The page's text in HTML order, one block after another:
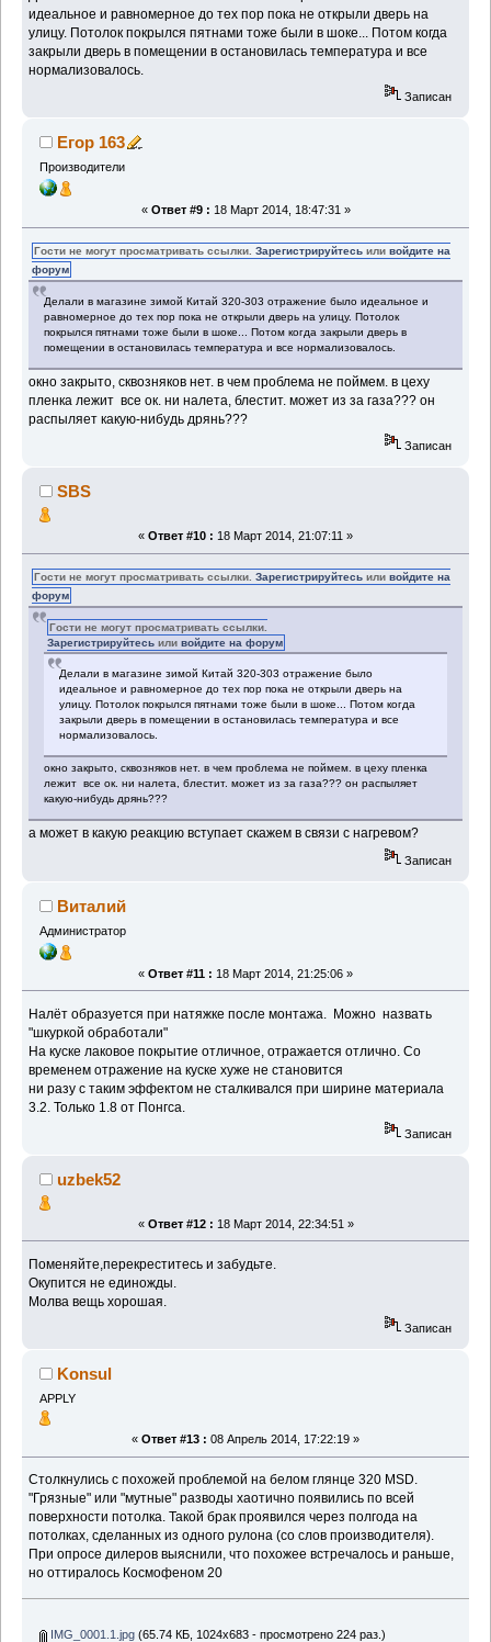
идеальное и равномерное до тех пор пока не открыли дверь на
улицу. Потолок покрылся пятнами тоже были в шоке... Потом когда
закрыли дверь в помещении в остановилась температура и все
нормализовалось.
Записан
Егор 163
Производители
« Ответ #9 : 18 Март 2014, 18:47:31 »
Гости не могут просматривать ссылки.Зарегистрируйтесь иливойдите на
форум
Делали в магазине зимой Китай 320-303 отражение было идеальное и
равномерное до тех пор пока не открыли дверь на улицу. Потолок
покрылся пятнами тоже были в шоке... Потом когда закрыли дверь в
помещении в остановилась температура и все нормализовалось.
окно закрыто, сквозняков нет. в чем проблема не поймем. в цеху
пленка лежит все ок. ни налета, блестит. может из за газа??? он
распыляет какую-нибудь дрянь???
Записан
SBS
« Ответ #10 : 18 Март 2014, 21:07:11 »
Гости не могут просматривать ссылки.Зарегистрируйтесь иливойдите на
форум
Гости не могут просматривать ссылки.
Зарегистрируйтесь иливойдите на форум
Делали в магазине зимой Китай 320-303 отражение было
идеальное и равномерное до тех пор пока не открыли дверь на
улицу. Потолок покрылся пятнами тоже были в шоке... Потом когда
закрыли дверь в помещении в остановилась температура и все
нормализовалось.
окно закрыто, сквозняков нет. в чем проблема не поймем. в цеху пленка
лежит все ок. ни налета, блестит. может из за газа??? он распыляет
какую-нибудь дрянь???
а может в какую реакцию вступает скажем в связи с нагревом?
Записан
Виталий
Администратор
« Ответ #11 : 18 Март 2014, 21:25:06 »
Налёт образуется при натяжке после монтажа. Можно назвать
"шкуркой обработали"
На куске лаковое покрытие отличное, отражается отлично. Со
временем отражение на куске хуже не становится
ни разу с таким эффектом не сталкивался при ширине материала
3.2. Только 1.8 от Понгса.
Записан
uzbek52
« Ответ #12 : 18 Март 2014, 22:34:51 »
Поменяйте,перекреститесь и забудьте.
Окупится не единожды.
Молва вещь хорошая.
Записан
Konsul
APPLY
« Ответ #13 : 08 Апрель 2014, 17:22:19 »
Столкнулись с похожей проблемой на белом глянце 320 MSD.
"Грязные" или "мутные" разводы хаотично появились по всей
поверхности потолка. Такой брак проявился через полгода на
потолках, сделанных из одного рулона (со слов производителя).
При опросе дилеров выяснили, что похожее встречалось и раньше,
но оттиралось Космофеном 20
IMG_0001.1.jpg(65.74 КБ, 1024x683 - просмотрено 224 раз.)